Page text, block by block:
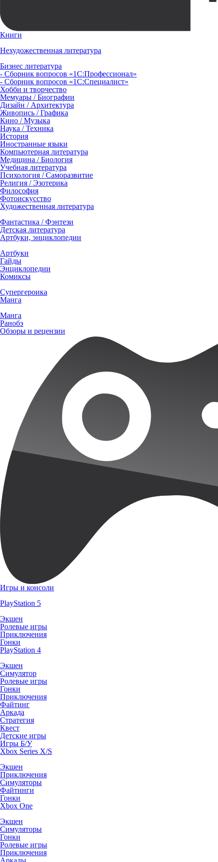
Книги
Нехудожественная литература
Бизнес литература
- Сборник вопросов «1С:Профессионал»
- Сборник вопросов «1С:Специалист»
Хобби и творчество
Мемуары / Биографии
Дизайн / Архитектура
Живопись / Графика
Кино / Музыка
Наука / Техника
История
Иностранные языки
Компьютерная литература
Медицина / Биология
Учебная литература
Психология / Саморазвитие
Религия / Эзотерика
Философия
Фотоискусство
Художественная литература
Фантастика / Фэнтези
Детская литература
Артбуки, энциклопедии
Артбуки
Гайды
Энциклопедии
Комиксы
Супергероика
Манга
Манга
Ранобэ
Обзоры и рецензии
Игры и консоли
PlayStation 5
Экшен
Ролевые игры
Приключения
Гонки
PlayStation 4
Экшен
Симулятор
Ролевые игры
Гонки
Приключения
Файтинг
Аркада
Стратегия
Квест
Детские игры
Игры Б/У
Xbox Series X/S
Экшен
Приключения
Симуляторы
Файтинги
Гонки
Xbox One
Экшен
Симуляторы
Гонки
Ролевые игры
Приключения
Аркады